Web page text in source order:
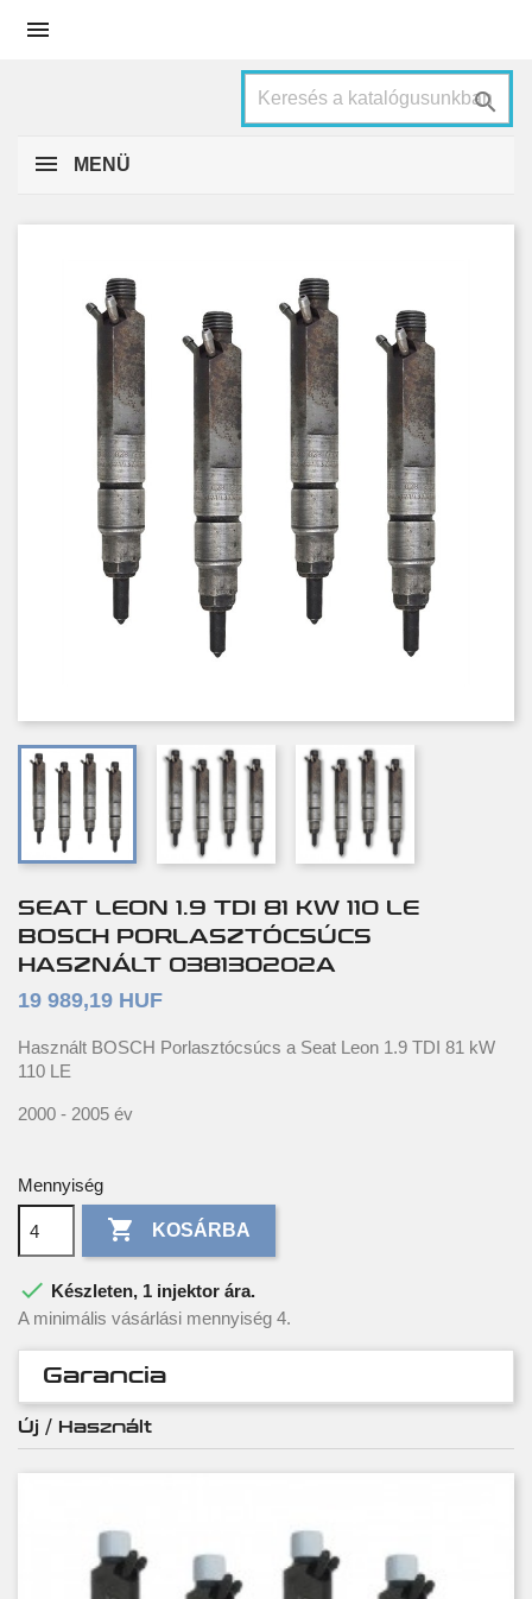


MENÜ
SEAT LEON 1.9 TDI 81 KW 110 LE
BOSCH PORLASZTÓCSÚCS
HASZNÁLT 038130202A
19 989,19 HUF
Használt BOSCH Porlasztócsúcs a Seat Leon 1.9 TDI 81 kW
110 LE
2000 - 2005 év
Mennyiség
 KOSÁRBA
 Készleten, 1 injektor ára.
A minimális vásárlási mennyiség 4.
Garancia
Új / Használt